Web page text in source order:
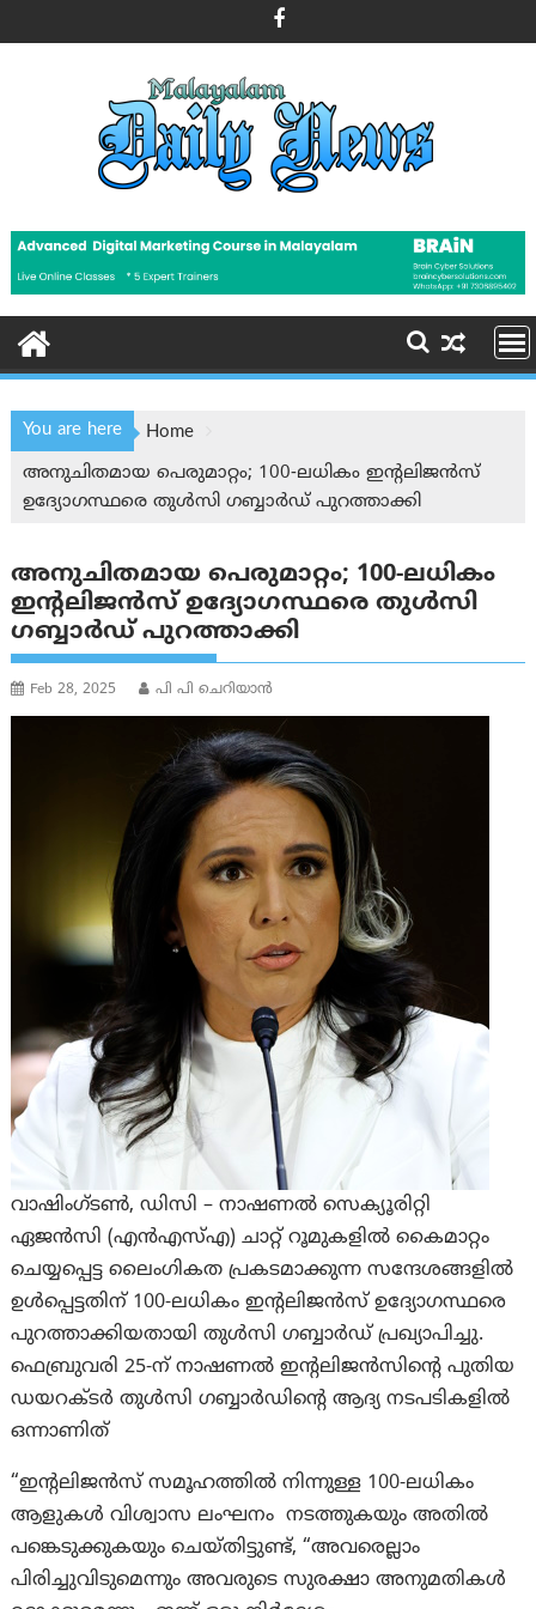
to
You are here
Home
അനുചിതമായ പെരുമാറ്റം; 100-ലധികം ഇന്റലിജൻസ്
ഉദ്യോഗസ്ഥരെ തുൾസി ഗബ്ബാർഡ് പുറത്താക്കി
അനുചിതമായ പെരുമാറ്റം; 100-ലധികം
ഇന്റലിജൻസ് ഉദ്യോഗസ്ഥരെ തുൾസി
ഗബ്ബാർഡ് പുറത്താക്കി
Feb 28, 2025 പി പി ചെറിയാൻ
വാഷിംഗ്ടൺ, ഡിസി – നാഷണൽ സെക്യൂരിറ്റി
ഏജൻസി (എൻ‌എസ്‌എ) ചാറ്റ് റൂമുകളിൽ കൈമാറ്റം
ചെയ്യപ്പെട്ട ലൈംഗികത പ്രകടമാക്കുന്ന സന്ദേശങ്ങളിൽ
ഉൾപ്പെട്ടതിന് 100-ലധികം ഇന്റലിജൻസ് ഉദ്യോഗസ്ഥരെ
പുറത്താക്കിയതായി തുൾസി ഗബ്ബാർഡ് പ്രഖ്യാപിച്ചു.
ഫെബ്രുവരി 25-ന് നാഷണൽ ഇന്റലിജൻസിന്റെ പുതിയ
ഡയറക്ടർ തുൾസി ഗബ്ബാർഡിന്റെ ആദ്യ നടപടികളിൽ
ഒന്നാണിത്
“ഇന്റലിജൻസ് സമൂഹത്തിൽ നിന്നുള്ള 100-ലധികം
ആളുകൾ വിശ്വാസ ലംഘനം നടത്തുകയും അതിൽ
പങ്കെടുക്കുകയും ചെയ്തിട്ടുണ്ട്, “അവരെല്ലാം
പിരിച്ചുവിടുമെന്നും അവരുടെ സുരക്ഷാ അനുമതികൾ